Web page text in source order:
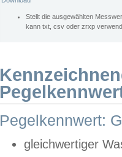
Stellt die ausgewählten
kann txt, csv oder zrxp
Pegelkennwert:
gleichwertiger